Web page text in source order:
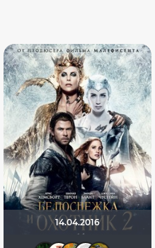
14.04.2016